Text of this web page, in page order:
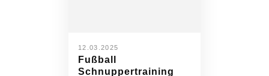
12.03.2025
Fußball
Schnuppertraining